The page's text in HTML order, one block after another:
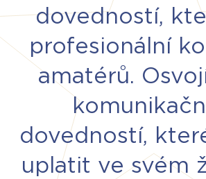
dovedností,
profesionální
amatérů.
dovedností,
uplatit ve svém